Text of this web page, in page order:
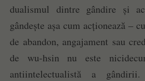
dualismul dintre gândire și
gândește așa cum acționează –
de abandon, angajament sau
de wu-hsin nu este
antiintelectualistă a